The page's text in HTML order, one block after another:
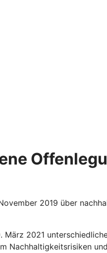
2019 über
März 2021
Nachhaltigkeitsrisiken